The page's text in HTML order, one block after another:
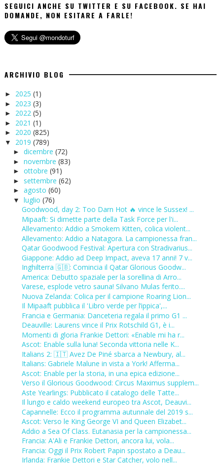
SEGUICI ANCHE SU TWITTER E SU FACEBOOK. SE HAI
DOMANDE, NON ESITARE A FARLE!
ARCHIVIO BLOG
► 2025 (1)
► 2023 (3)
► 2022 (5)
► 2021 (1)
► 2020 (825)
▼ 2019 (789)
► dicembre (72)
► novembre (83)
► ottobre (91)
► settembre (62)
► agosto (60)
▼ luglio (76)
Goodwood, day 2: Too Darn Hot 🔥 vince le Sussex! ...
Mipaaft: Si dimette parte della Task Force per l'i...
Allevamento: Addio a Smokem Kitten, colica violent...
Allevamento: Addio a Natagora. La campionessa fran...
Qatar Goodwood Festival: Apertura con Stradivarius...
Giappone: Addio ad Deep Impact, aveva 17 anni! 7 v...
Inghilterra 🇬🇧: Comincia il Qatar Glorious Goodw...
America: Debutto spaziale per la sorellina di Arro...
Varese, esplode vetro sauna! Silvano Mulas ferito....
Nuova Zelanda: Colica per il campione Roaring Lion...
Il Mipaaft pubblica il 'Libro verde per l’ippica',...
Francia e Germania: Danceteria regala il primo G1 ...
Deauville: Laurens vince il Prix Rotschild G1, è i...
Momenti di gloria Frankie Dettori: «Enable mi ha r...
Ascot: Enable sulla luna! Seconda vittoria nelle K...
Italians 2: 🇮🇹 Avez De Piné sbarca a Newbury, al...
Italians: Gabriele Malune in vista a York! Afferma...
Ascot: Enable per la storia, in una epica edizione...
Verso il Glorious Goodwood: Circus Maximus supplem...
Aste Yearlings: Pubblicato il catalogo delle Tatte...
Il lungo e caldo weekend europeo tra Ascot, Deauvi...
Capannelle: Ecco il programma autunnale del 2019 s...
Ascot: Verso le King George VI and Queen Elizabet...
Addio a Sea Of Class. Eutanasia per la campionessa...
Francia: A'Ali e Frankie Dettori, ancora lui, vola...
Francia: Oggi il Prix Robert Papin spostato a Deau...
Irlanda: Frankie Dettori e Star Catcher, volo nell...